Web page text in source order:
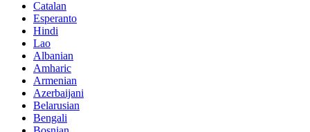
Catalan
Esperanto
Hindi
Lao
Albanian
Amharic
Armenian
Azerbaijani
Belarusian
Bengali